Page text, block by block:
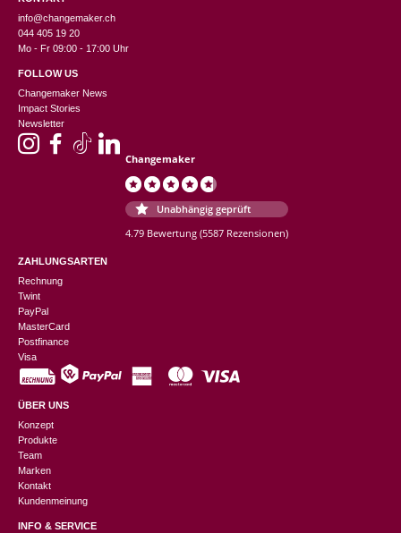
info@changemaker.ch
044 405 19 20
Mo - Fr 09:00 - 17:00 Uhr
FOLLOW US
Changemaker News
Impact Stories
Newsletter
Changemaker
Unabhängig geprüft
4.79 Bewertung (5587 Rezensionen)
ZAHLUNGSARTEN
Rechnung
Twint
PayPal
MasterCard
Postfinance
Visa
ÜBER UNS
Konzept
Produkte
Team
Marken
Kontakt
Kundenmeinung
INFO & SERVICE